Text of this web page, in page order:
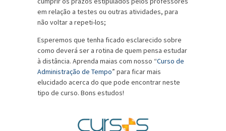
em relação a testes ou outras atividades, para
não voltar a repeti-los;
Esperemos que tenha ficado esclarecido sobre
como deverá ser a rotina de quem pensa estudar
à distância. Aprenda maias com nosso “Curso de
Administração de Tempo” para ficar mais
elucidado acerca do que pode encontrar neste
tipo de curso. Bons estudos!